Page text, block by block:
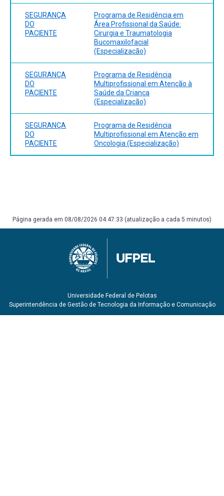
SEGURANÇA
DO
PACIENTE
Programa de Residência em
Área Profissional da Saúde:
Cirurgia e Traumatologia
Bucomaxilofacial
(Especialização)
SEGURANÇA
DO
PACIENTE
Programa de Residência
Multiprofissional em Atenção à
Saúde da Criança
(Especialização)
SEGURANÇA
DO
PACIENTE
Programa de Residência
Multiprofissional em Atenção em
Oncologia (Especialização)
Página gerada em 08/08/2026 04:47:33 (atualização a cada 5 minutos)
Universidade Federal de Pelotas
Superintendência de Gestão de Tecnologia da Informação e Comunicação